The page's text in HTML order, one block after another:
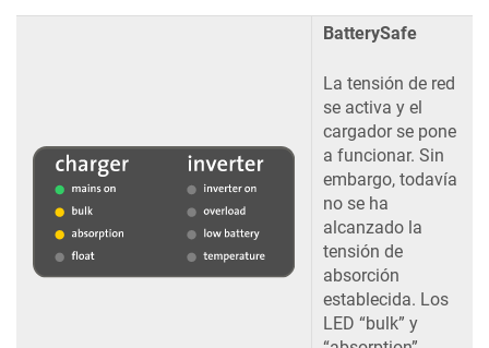
BatterySafe
La tensión de red
se activa y el
cargador se pone
a funcionar. Sin
embargo, todavía
no se ha
alcanzado la
tensión de
absorción
establecida. Los
LED “bulk” y